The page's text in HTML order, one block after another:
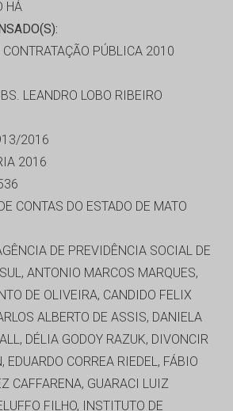
HÁ
PÚBLICA 2010
LEANDRO LOBO RIBEIRO
2016
2016
CONTAS DO ESTADO DE MATO
DE PREVIDÊNCIA SOCIAL DE
ANTONIO MARCOS MARQUES,
DE OLIVEIRA, CANDIDO FELIX
ALBERTO DE ASSIS, DANIELA
DÉLIA GODOY RAZUK, DIVONCIR
EDUARDO CORREA RIEDEL, FÁBIO
CAFFARENA, GUARACI LUIZ
FILHO, INSTITUTO DE